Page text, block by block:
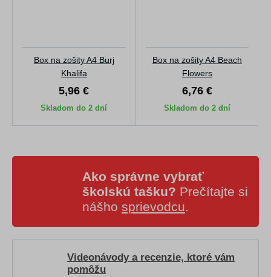
Box na zošity A4 Burj
Khalifa
5,96 €
Skladom do 2 dní
Box na zošity A4 Beach
Flowers
6,76 €
Skladom do 2 dní
Ako správne vybrať
školskú tašku? Prečítajte si
nášho sprievodcu.
Videonávody a recenzie, ktoré vám
pomôžu